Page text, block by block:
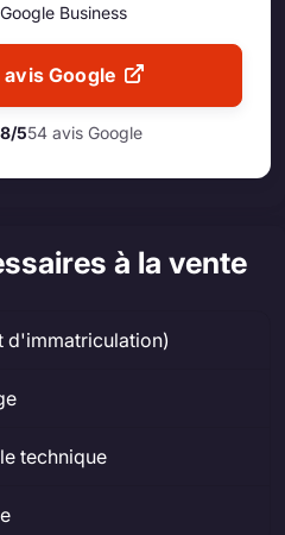
Business
Google
554 avis Google
à la vente
d'immatriculation)
technique